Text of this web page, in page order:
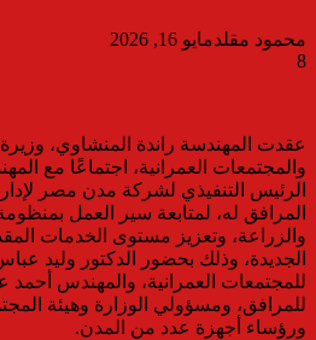
محمود مقلدمايو 16, 2026
8
عقدت المهندسة راندة المنشاوي،
والمجتمعات العمرانية، اجتماعًا مع
الرئيس التنفيذي لشركة مدن مصر
المرافق له، لمتابعة سير العمل
والزراعة، وتعزيز مستوى الخدمات
الجديدة، وذلك بحضور الدكتور وليد
للمجتمعات العمرانية، والمهندس أحمد
للمرافق، ومسؤولي الوزارة وهيئة
ورؤساء أجهزة عدد من المدن.